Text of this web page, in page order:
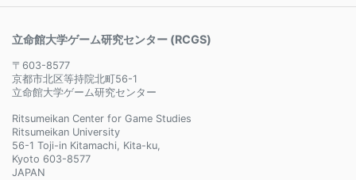
立命館大学ゲーム研究センター (RCGS)
〒603-8577
京都市北区等持院北町56-1
立命館大学ゲーム研究センター
Ritsumeikan Center for Game Studies
Ritsumeikan University
56-1 Toji-in Kitamachi, Kita-ku,
Kyoto 603-8577
JAPAN